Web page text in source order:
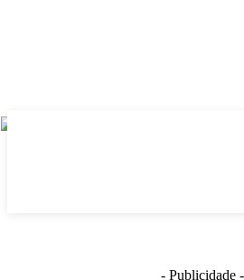
- Publicidade -